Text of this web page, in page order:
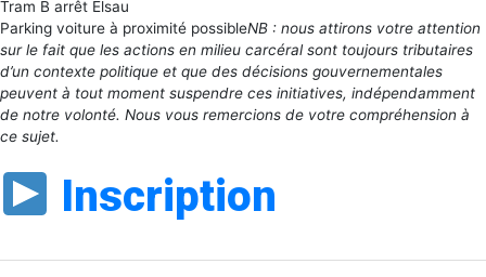
Tram B arrêt Elsau
Parking voiture à proximité possibleNB : nous attirons votre attention
sur le fait que les actions en milieu carcéral sont toujours tributaires
d’un contexte politique et que des décisions gouvernementales
peuvent à tout moment suspendre ces initiatives, indépendamment
de notre volonté. Nous vous remercions de votre compréhension à
ce sujet.
Inscription